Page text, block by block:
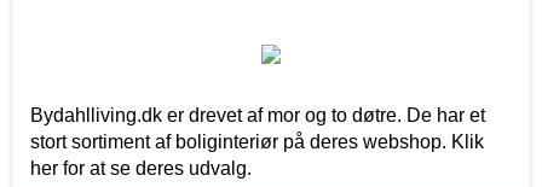
Bydahlliving.dk er drevet af mor og to døtre. De har et
stort sortiment af boliginteriør på deres webshop. Klik
her for at se deres udvalg.